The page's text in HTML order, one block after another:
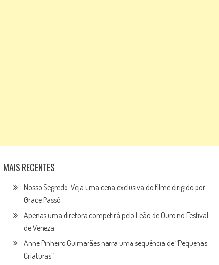
MAIS RECENTES
Nosso Segredo: Veja uma cena exclusiva do filme dirigido por
Grace Passô
Apenas uma diretora competirá pelo Leão de Ouro no Festival
de Veneza
Anne Pinheiro Guimarães narra uma sequência de “Pequenas
Criaturas”